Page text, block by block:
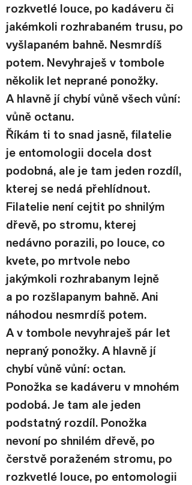
rozkvetlé louce, po kadáveru či
jakémkoli rozhrabaném trusu, po
vyšlapaném bahně. Nesmrdíš
potem. Nevyhraješ v tombole
několik let neprané ponožky.
A hlavně jí chybí vůně všech vůní:
vůně octanu.
Říkám ti to snad jasně, filatelie
je entomologii docela dost
podobná, ale je tam jeden rozdíl,
kterej se nedá přehlídnout.
Filatelie není cejtit po shnilým
dřevě, po stromu, kterej
nedávno porazili, po louce, co
kvete, po mrtvole nebo
jakýmkoli rozhrabanym lejně
a po rozšlapanym bahně. Ani
náhodou nesmrdíš potem.
A v tombole nevyhraješ pár let
nepraný ponožky. A hlavně jí
chybí vůně vůní: octan.
Ponožka se kadáveru v mnohém
podobá. Je tam ale jeden
podstatný rozdíl. Ponožka
nevoní po shnilém dřevě, po
čerstvě poraženém stromu, po
rozkvetlé louce, po entomologii